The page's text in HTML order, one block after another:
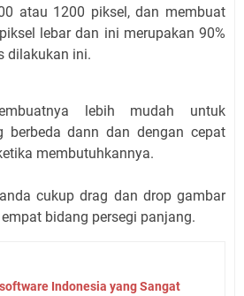
atau 1200 piksel, dan membuat
lebar dan ini merupakan 90%
dilakukan ini.
lebih mudah untuk
berbeda dann dan dengan cepat
membutuhkannya.
cukup drag dan drop gambar
bidang persegi panjang.
Indonesia yang Sangat